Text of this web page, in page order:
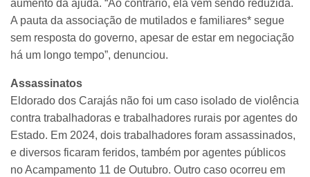
aumento da ajuda. “Ao contrário, ela vem sendo reduzida.
A pauta da associação de mutilados e familiares* segue
sem resposta do governo, apesar de estar em negociação
há um longo tempo”, denunciou.
Assassinatos
Eldorado dos Carajás não foi um caso isolado de violência
contra trabalhadoras e trabalhadores rurais por agentes do
Estado. Em 2024, dois trabalhadores foram assassinados,
e diversos ficaram feridos, também por agentes públicos
no Acampamento 11 de Outubro. Outro caso ocorreu em